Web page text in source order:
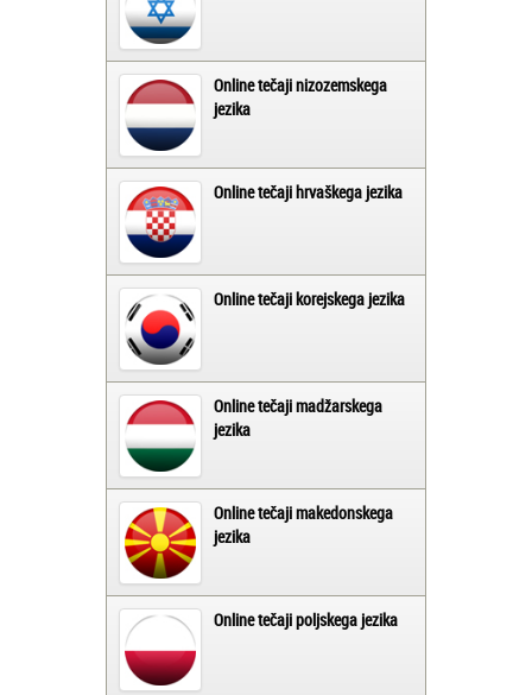
Online tečaji nizozemskega
jezika
Online tečaji hrvaškega jezika
Online tečaji korejskega jezika
Online tečaji madžarskega
jezika
Online tečaji makedonskega
jezika
Online tečaji poljskega jezika